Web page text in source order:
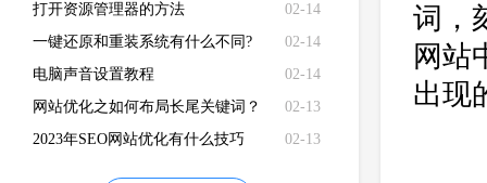
02-14
打开资源管理器的方法
02-14
一键还原和重装系统有什么不同?
02-14
电脑声音设置教程
02-13
网站优化之如何布局长尾关键词？
02-13
2023年SEO网站优化有什么技巧
词，
网站
出现